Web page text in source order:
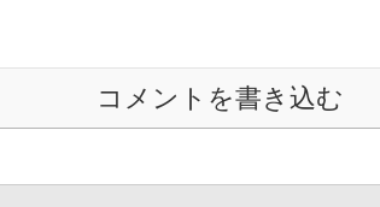
コメントを書き込む